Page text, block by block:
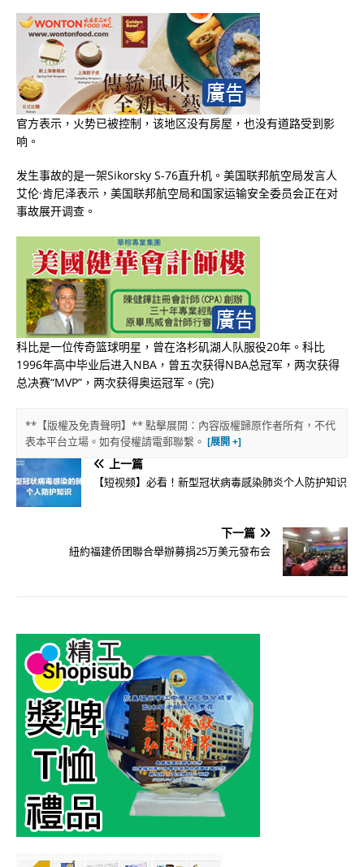
官方表示，火势已被控制，该地区没有房屋，也没有道路受到影
响。
发生事故的是一架Sikorsky S-76直升机。美国联邦航空局发言人
艾伦·肯尼泽表示，美国联邦航空局和国家运输安全委员会正在对
事故展开调查。
科比是一位传奇篮球明星，曾在洛杉矶湖人队服役20年。科比
1996年高中毕业后进入NBA，曾五次获得NBA总冠军，两次获得
总决赛“MVP”，两次获得奥运冠军。(完)
**【版權及免責聲明】** 點擊展開：內容版權歸原作者所有，不代
表本平台立場。如有侵權請電郵聯繫。
上一篇
【短视频】必看！新型冠状病毒感染肺炎个人防护知识
下一篇
紐約福建侨团聯合舉辦募捐25万美元發布会